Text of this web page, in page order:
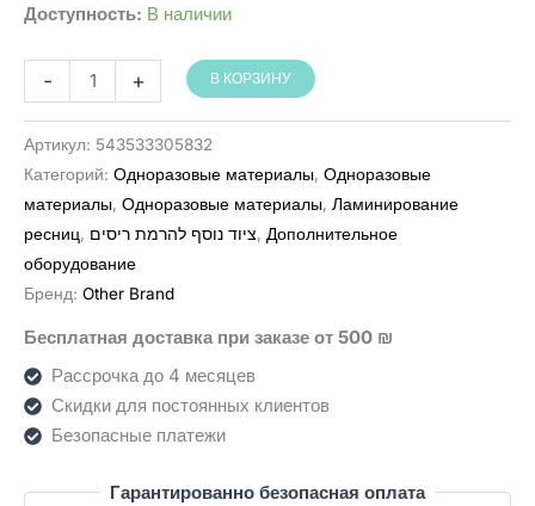
Доступность: В наличии
-
Количество
товара
פדי
הידרוג'ל
+ В КОРЗИНУ
Артикул: 543533305832
Категорий: Одноразовые материалы, Одноразовые
материалы, Одноразовые материалы, Ламинирование
ресниц, ציוד נוסף להרמת ריסים, Дополнительное
оборудование
Бренд: Other Brand
Бесплатная доставка при заказе от 500 ₪
Рассрочка до 4 месяцев
Скидки для постоянных клиентов
Безопасные платежи
Гарантированно безопасная оплата